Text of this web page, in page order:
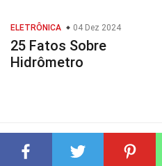
ELETRÔNICA 04 Dez 2024
25 Fatos Sobre
Hidrômetro